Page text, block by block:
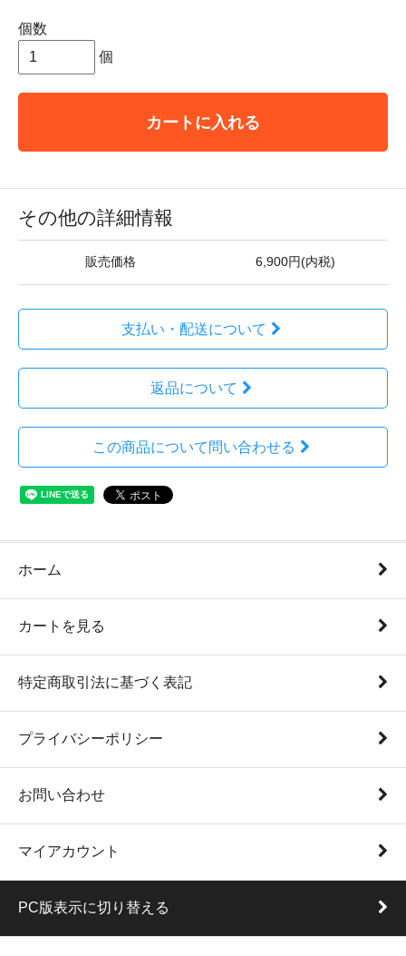
個数
個
カートに入れる
その他の詳細情報
販売価格 6,900円(内税)
支払い・配送について
返品について
この商品について問い合わせる
ホーム
カートを見る
特定商取引法に基づく表記
プライバシーポリシー
お問い合わせ
マイアカウント
PC版表示に切り替える